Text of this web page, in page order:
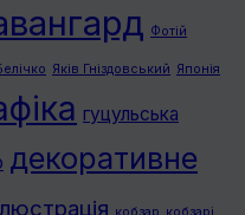
Фотій
Яків Гніздовський Японія
гуцульська
декоративне
кобзар кобзарі